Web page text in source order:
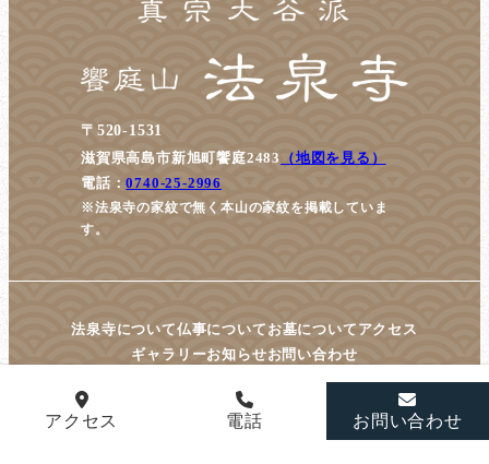
〒520-1531
滋賀県高島市新旭町饗庭2483
（地図を見る）
電話：0740-25-2996
※法泉寺の家紋で無く本山の家紋を掲載していま
す。
法泉寺について仏事について お墓について アクセス
ギャラリーお知らせお問い合わせ
© housenji All Rights Reserved.
アクセス 電話 お問い合わせ